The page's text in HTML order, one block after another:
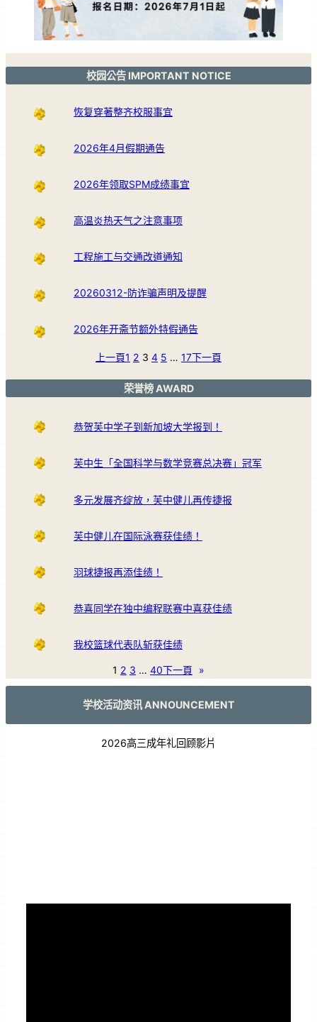
校园公告 IMPORTANT NOTICE
恢复穿著整齐校服事宜
2026年4月假期通告
2026年领取SPM成绩事宜
高温炎热天气之注意事项
工程施工与交通改道通知
20260312-防诈骗声明及提醒
2026年开斋节额外特假通告
上一頁1 2 3 4 5 … 17下一頁
荣誉榜 AWARD
恭贺芙中学子到新加坡大学报到！
芙中生「全国科学与数学竞赛总决赛」冠军
多元发展齐绽放，芙中健儿再传捷报
芙中健儿在国际泳赛获佳绩！
羽球捷报再添佳绩！
恭喜同学在独中编程联赛中喜获佳绩
我校篮球代表队斩获佳绩
1 2 3 … 40下一頁 »
学校活动资讯 ANNOUNCEMENT
2026高三成年礼回顾影片